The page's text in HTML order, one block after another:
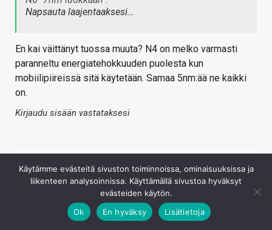
Napsauta laajentaaksesi…
En kai väittänyt tuossa muuta? N4 on melko varmasti
paranneltu energiatehokkuuden puolesta kun
mobiilipiireissä sitä käytetään. Samaa 5nm:ää ne kaikki
on.
Kirjaudu sisään vastataksesi
Käytämme evästeitä sivuston toiminnoissa, ominaisuuksissa ja
liikenteen analysoinnissa. Käyttämällä sivustoa hyväksyt
evästeiden käytön.
Ok
En hyväksy Lisätietoja